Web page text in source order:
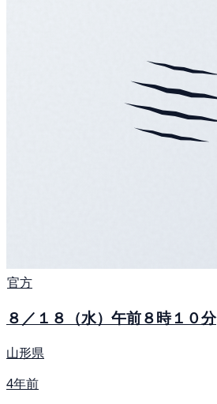
官方
８／１８（水）午前８時１０分
山形県
4年前